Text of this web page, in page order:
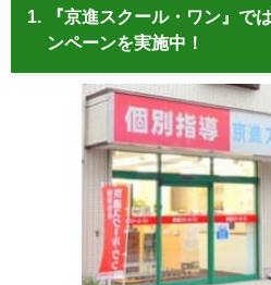
1.
『京進スクール・ワン』で
ンペーンを実施中！